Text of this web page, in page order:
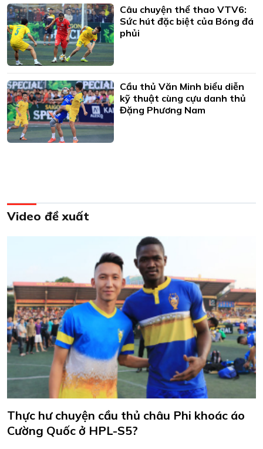
Câu chuyện thể thao VTV6:
Sức hút đặc biệt của Bóng đá
phủi
Cầu thủ Văn Minh biểu diễn
kỹ thuật cùng cựu danh thủ
Đặng Phương Nam
Video đề xuất
Thực hư chuyện cầu thủ châu Phi khoác áo
Cường Quốc ở HPL-S5?